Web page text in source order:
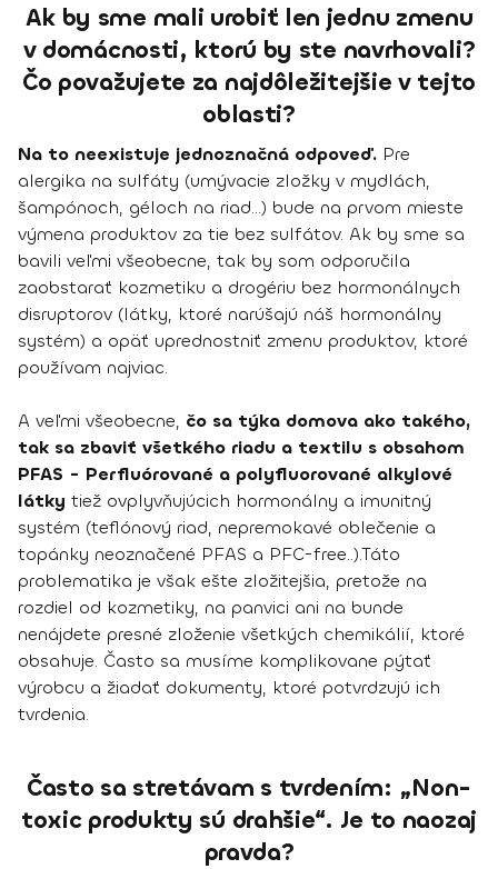
Ak by sme mali urobiť len jednu zmenu
v domácnosti, ktorú by ste navrhovali?
Čo považujete za najdôležitejšie v tejto
oblasti?
Na to neexistuje jednoznačná odpoveď. Pre
alergika na sulfáty (umývacie zložky v mydlách,
šampónoch, géloch na riad...) bude na prvom mieste
výmena produktov za tie bez sulfátov. Ak by sme sa
bavili veľmi všeobecne, tak by som odporučila
zaobstarať kozmetiku a drogériu bez hormonálnych
disruptorov (látky, ktoré narúšajú náš hormonálny
systém) a opäť uprednostniť zmenu produktov, ktoré
používam najviac.
A veľmi všeobecne, čo sa týka domova ako takého,
tak sa zbaviť všetkého riadu a textilu s obsahom
PFAS - Perfluórované a polyfluorované alkylové
látky tiež ovplyvňujúcich hormonálny a imunitný
systém (teflónový riad, nepremokavé oblečenie a
topánky neoznačené PFAS a PFC-free..).Táto
problematika je však ešte zložitejšia, pretože na
rozdiel od kozmetiky, na panvici ani na bunde
nenájdete presné zloženie všetkých chemikálií, ktoré
obsahuje. Často sa musíme komplikovane pýtať
výrobcu a žiadať dokumenty, ktoré potvrdzujú ich
tvrdenia.
Často sa stretávam s tvrdením: „Non-
toxic produkty sú drahšie“. Je to naozaj
pravda?